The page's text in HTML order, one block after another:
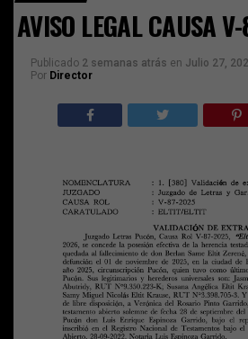
AVISO LEGAL CAUSA
Publicado 2 semanas atrás en Julio 27,
Por Director